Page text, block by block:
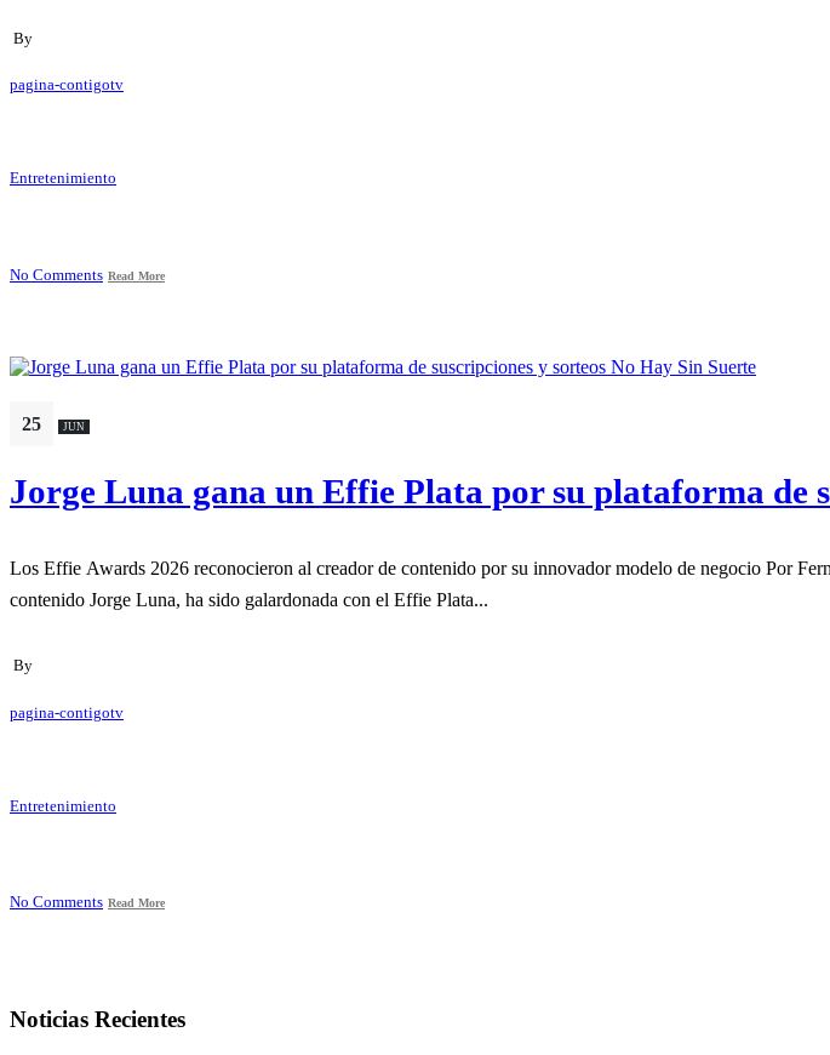
By
pagina-contigotv
Entretenimiento
No Comments Read More
25 JUN
Jorge Luna gana un Effie Plata por su plataforma de
contenido Jorge Luna, ha sido galardonada con el Effie Plata...
By
pagina-contigotv
Entretenimiento
No Comments Read More
Noticias Recientes